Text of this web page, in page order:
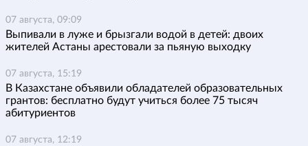
07 августа, 09:09
Выпивали в луже и брызгали водой в детей: двоих
жителей Астаны арестовали за пьяную выходку
07 августа, 15:19
В Казахстане объявили обладателей образовательных
грантов: бесплатно будут учиться более 75 тысяч
абитуриентов
07 августа, 12:19